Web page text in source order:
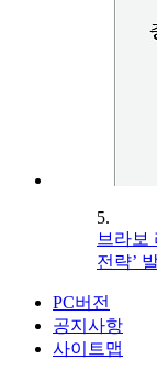
5.
브라보
전략’
PC버전
공지사항
사이트맵